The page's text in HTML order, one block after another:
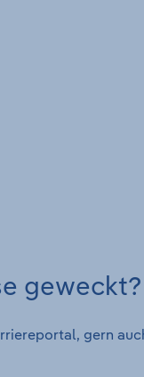
geweckt?
gern